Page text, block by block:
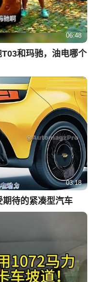
06:48
和玛驰，油电哪个
03:18
期待的紧凑型汽车